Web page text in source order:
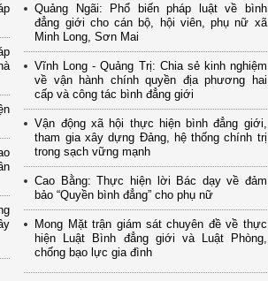
Quảng Ngãi: Phổ biến pháp luật về bình
đẳng giới cho cán bộ, hội viên, phụ nữ xã
Minh Long, Sơn Mai
Vĩnh Long - Quảng Trị: Chia sẻ kinh nghiệm
về vận hành chính quyền địa phương hai
cấp và công tác bình đẳng giới
Vận động xã hội thực hiện bình đẳng giới,
tham gia xây dựng Đảng, hệ thống chính trị
trong sạch vững mạnh
Cao Bằng: Thực hiện lời Bác dạy về đảm
bảo “Quyền bình đẳng” cho phụ nữ
Mong Mặt trận giám sát chuyên đề về thực
hiện Luật Bình đẳng giới và Luật Phòng,
chống bạo lực gia đình